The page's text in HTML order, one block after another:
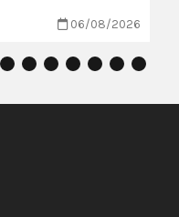
06/08/2026